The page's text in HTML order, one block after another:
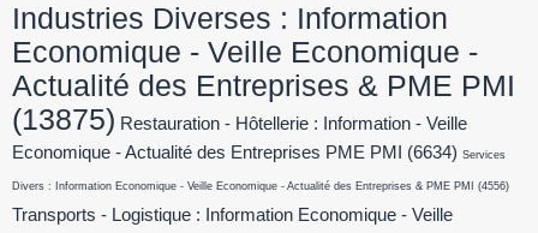
Industries Diverses : Information
Economique - Veille Economique -
Actualité des Entreprises & PME PMI
(13875) Restauration - Hôtellerie : Information - Veille
Economique - Actualité des Entreprises PME PMI
(6634) Services
Divers : Information Economique - Veille Economique - Actualité des Entreprises & PME PMI (4556)
Transports - Logistique : Information Economique - Veille